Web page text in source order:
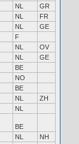
NL
GR
NL
FR
NL
GE
F
NL
OV
NL
GE
BE
NO
BE
NL
ZH
NL
BE
NL
NH